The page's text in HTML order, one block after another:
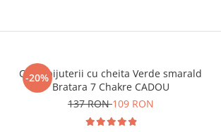
-20%
Cutie bijuterii cu cheita Verde smarald
Bratara 7 Chakre CADOU
137 RON109 RON